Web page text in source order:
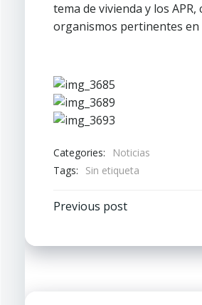
tema de vivienda y los APR,
organismos pertinentes en
Categories:
Noticias
Tags:
Sin etiqueta
Navegación
por
Previous post